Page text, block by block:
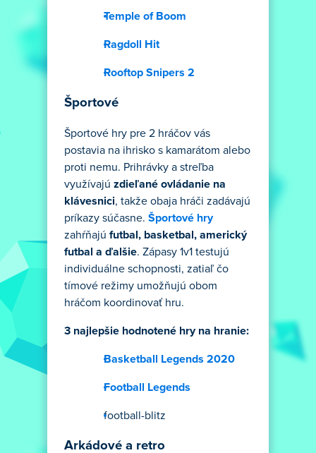
Temple of Boom
Ragdoll Hit
Rooftop Snipers 2
Športové
Športové hry pre 2 hráčov vás
postavia na ihrisko s kamarátom alebo
proti nemu. Prihrávky a streľba
využívajú zdieľané ovládanie na
klávesnici, takže obaja hráči zadávajú
príkazy súčasne. Športové hry
zahŕňajú futbal, basketbal, americký
futbal a ďalšie. Zápasy 1v1 testujú
individuálne schopnosti, zatiaľ čo
tímové režimy umožňujú obom
hráčom koordinovať hru.
3 najlepšie hodnotené hry na hranie:
Basketball Legends 2020
Football Legends
football-blitz
Arkádové a retro